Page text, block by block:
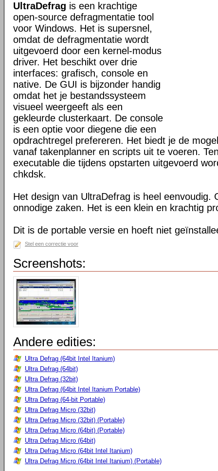
UltraDefrag is een krachtige
open-source defragmentatie tool
voor Windows. Het is supersnel,
omdat de defragmentatie wordt
uitgevoerd door een kernel-modus
driver. Het beschikt over drie
interfaces: grafisch, console en
native. De GUI is bijzonder handig
omdat het je bestandssysteem
visueel weergeeft als een
gekleurde clusterkaart. De console
is een optie voor diegene die een
opdrachtregel prefereren. Het biedt je de
vanaf takenplanner en scripts uit te voeren.
executable die tijdens opstarten uitgevoerd
chkdsk.
Het design van UltraDefrag is heel eenvoudig.
onnodige zaken. Het is een klein en krachtig
Dit is de portable versie en hoeft niet
Stel een correctie voor
Screenshots:
Andere edities:
Ultra Defrag (64bit Intel Itanium)
Ultra Defrag (64bit)
Ultra Defrag (32bit)
Ultra Defrag (64bit Intel Itanium Portable)
Ultra Defrag (64-bit Portable)
Ultra Defrag Micro (32bit)
Ultra Defrag Micro (32bit) (Portable)
Ultra Defrag Micro (64bit) (Portable)
Ultra Defrag Micro (64bit)
Ultra Defrag Micro (64bit Intel Itanium)
Ultra Defrag Micro (64bit Intel Itanium) (Portable)